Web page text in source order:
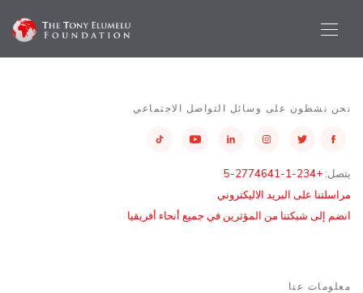
نحن نشطون على وسائل التواصل الاجتماعي
يتصل: +234-1-2774641-5
مراسلتنا على البريد الاليكتروني
انضم إلى شبكتنا من المؤثرين في جميع أنحاء أفريقيا
معلومات عنا